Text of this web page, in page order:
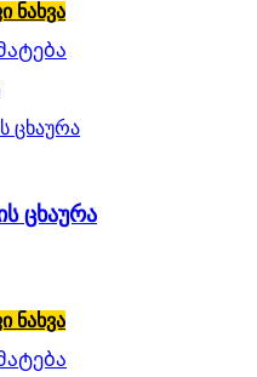
ნახვა
ცხაურა
ნახვა